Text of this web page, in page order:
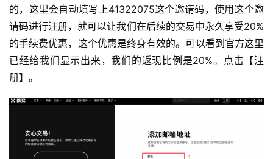
的，这里会自动填写上41322075这个邀请码，使用这个邀
请码进行注册，就可以让我们在后续的交易中永久享受20%
的手续费优惠，这个优惠是终身有效的。可以看到官方这里
已经给我们显示出来，我们的返现比例是20%。点击【注
册】。